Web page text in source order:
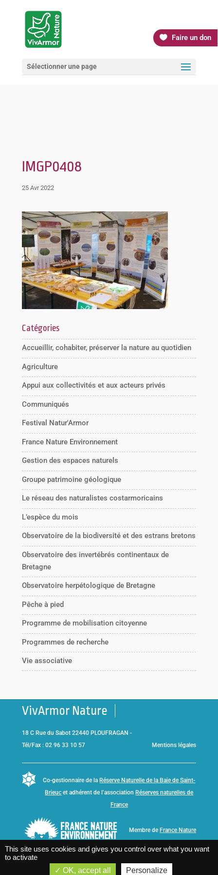
Faire un don
Sélectionner une page
IMGP0408
25 Avr 2022
Catégories
Accueillir, cohabiter, préserver la nature au quotidien
Agriculture
Appui aux collectivités et aux acteurs privés
Communiqués
Festival Natur'Armor
France Nature Environnement
Gestion des espaces naturels
Groupe patrimoine géologique
Le réseau des naturalistes costarmoricains
L’espèce du mois
Observatoire de la biodiversité et des estrans bretons
Observatoire des invertébrés continentaux de
Bretagne
Observatoire herpétologique de Bretagne
Pêche à pied
Programme de mobilisation citoyenne
Programmes de recherche
Vie associative
VivArmor Nature
18 C Rue du Sabot 22440 PLOUFRAGAN -
Tél/Fax : 02 96 33 10 57
Mentions légales
Co-gestionnaire de la Réserve Naturelle de la Baie de Saint-
Brieuc et adhérent de l’association Réserves naturelles de
France
Membre de France Nature
This site uses cookies and gives you control over what you want
to activate
OK, accept all
Personalize